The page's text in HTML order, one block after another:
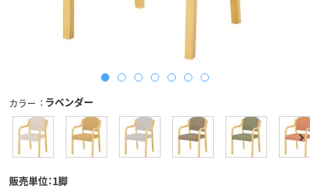
カラー ラベンダー
販売単位：1脚